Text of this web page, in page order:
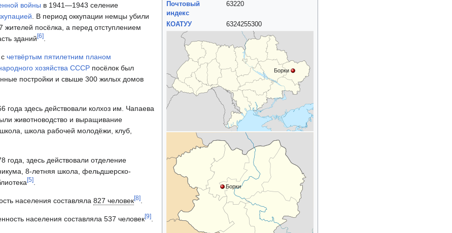
Почтовый
индекс
63220
КОАТУУ 6324255300
Борки
Борки
войны в 1941—1943 селение
. В период оккупации немцы убили
жителей посёлка, а перед отступлением
зданий [6]
четвёртым пятилетним планом
хозяйства СССР посёлок был
постройки и свыше 300 жилых домов
года здесь действовали колхоз им. Чапаева
животноводство и выращивание
школа рабочей молодёжи, клуб,
года, здесь действовали отделение
8-летняя школа, фельдшерско-
[5]
населения составляла 827 человек[8]
населения составляла 537 человек[9]